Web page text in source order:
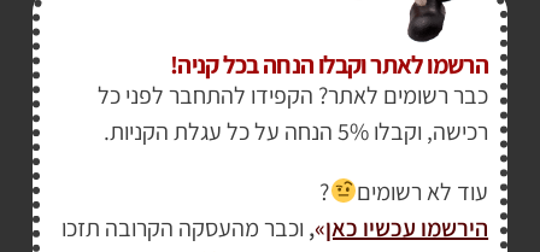
הרשמו לאתר וקבלו הנחה בכל קניה!
כבר רשומים לאתר? הקפידו להתחבר לפני כל
רכישה, וקבלו 5% הנחה על כל עגלת הקניות.
עוד לא רשומים
?
הירשמו עכשיו כאן»
, וכבר מהעסקה הקרובה תזכו